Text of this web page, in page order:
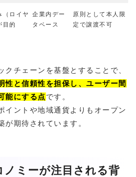
（ロイヤ
目的
企業内デー
タベース
原則として本人限
定で譲渡不可
クチェーンを基盤とすることで、
性と信頼性を担保し、ユーザー間
能にする点です。
イントや地域通貨よりもオープン
が期待されています。
ノミーが注目される背